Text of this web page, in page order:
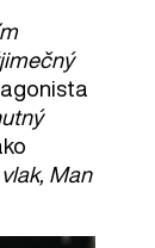
vlak, Man